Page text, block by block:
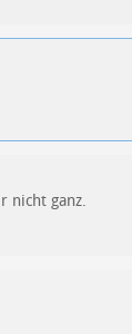
nicht ganz.